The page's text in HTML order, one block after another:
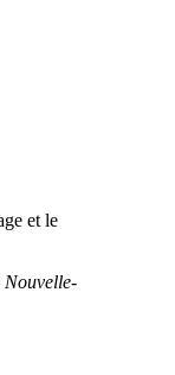
et le
Nouvelle-